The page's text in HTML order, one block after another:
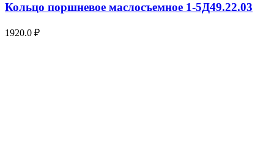
Кольцо поршневое маслосъемное 1-5Д49.22.03
1920.0 ₽